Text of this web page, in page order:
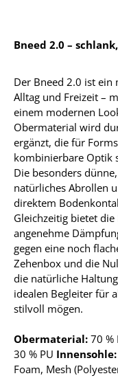
Bneed 2.0 –
Der Bneed 2.0 ist
Alltag und Freizeit –
einem modernen
Obermaterial wird
ergänzt, die für
kombinierbare Optik
Die besonders
natürliches Abrollen
direktem
Gleichzeitig bietet
angenehme
gegen eine noch
Zehenbox und die
die natürliche
idealen Begleiter für
stilvoll mögen.
Obermaterial: 70 %
30 % PU Innensohle:
Foam, Mesh